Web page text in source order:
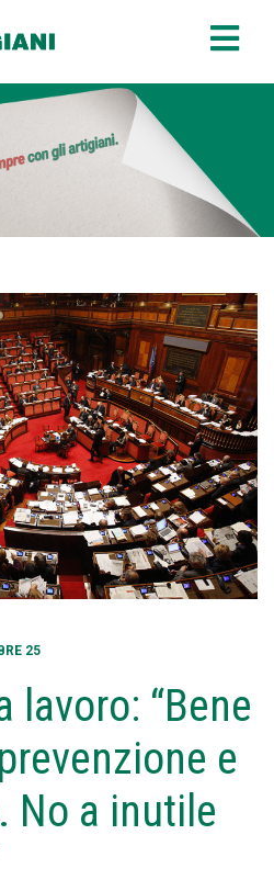
25
lavoro: “Bene
e
No a inutile